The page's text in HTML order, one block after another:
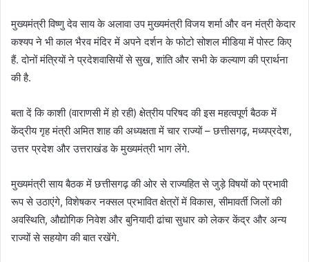
मुख्यमंत्री विष्णु देव साय के अलावा उप मुख्यमंत्री विजय शर्मा और वन मंत्री केदार
कश्यप ने भी काल भैरव मंदिर में अपने दर्शन के फोटो सोशल मीडिया में पोस्ट किए
हैं. दोनों मंत्रियों ने प्रदेशवासियों से सुख, शांति और सभी के कल्याण की प्रार्थना
की है.
बता दें कि काशी (वाराणसी में हो रही) क्षेत्रीय परिषद की इस महत्वपूर्ण बैठक में
केंद्रीय गृह मंत्री अमित शाह की अध्यक्षता में चार राज्यों – छत्तीसगढ़, मध्यप्रदेश,
उत्तर प्रदेश और उत्तराखंड के मुख्यमंत्री भाग लेंगे.
मुख्यमंत्री साय बैठक में छत्तीसगढ़ की ओर से राज्यहित से जुड़े विषयों को प्रभावी
रूप से उठाएंगे, विशेषकर नक्सल प्रभावित क्षेत्रों में विकास, सीमावर्ती जिलों की
अवस्थिति, औद्योगिक निवेश और बुनियादी ढांचा सुधार को लेकर केंद्र और अन्य
राज्यों से सहयोग की बात रखेंगे.